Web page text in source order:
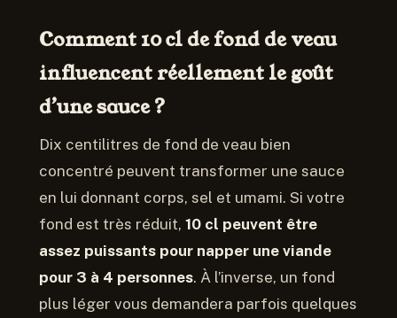
Comment 10 cl de fond de veau
influencent réellement le goût
d’une sauce ?
Dix centilitres de fond de veau bien
concentré peuvent transformer une sauce
en lui donnant corps, sel et umami. Si votre
fond est très réduit, 10 cl peuvent être
assez puissants pour napper une viande
pour 3 à 4 personnes. À l’inverse, un fond
plus léger vous demandera parfois quelques